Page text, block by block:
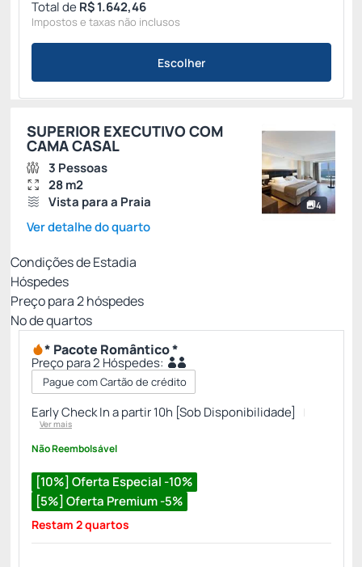
Total deR$ 1.642,46
Impostos e taxas não inclusos
Escolher
4
SUPERIOR EXECUTIVO COM
CAMA CASAL
3 Pessoas
28 m2
Vista para a Praia
Ver detalhe do quarto
Condições de Estadia
Hóspedes
Preço para2hóspedes
Nº de quartos
* Pacote Romântico *
Preço para 2 Hóspedes:
Pague com Cartão de crédito
[10%] Oferta Especial -10%
[5%] Oferta Premium -5%
Early Check In a partir 10h [Sob Disponibilidade]
Ver mais
Não Reembolsável
Restam 2 quartos